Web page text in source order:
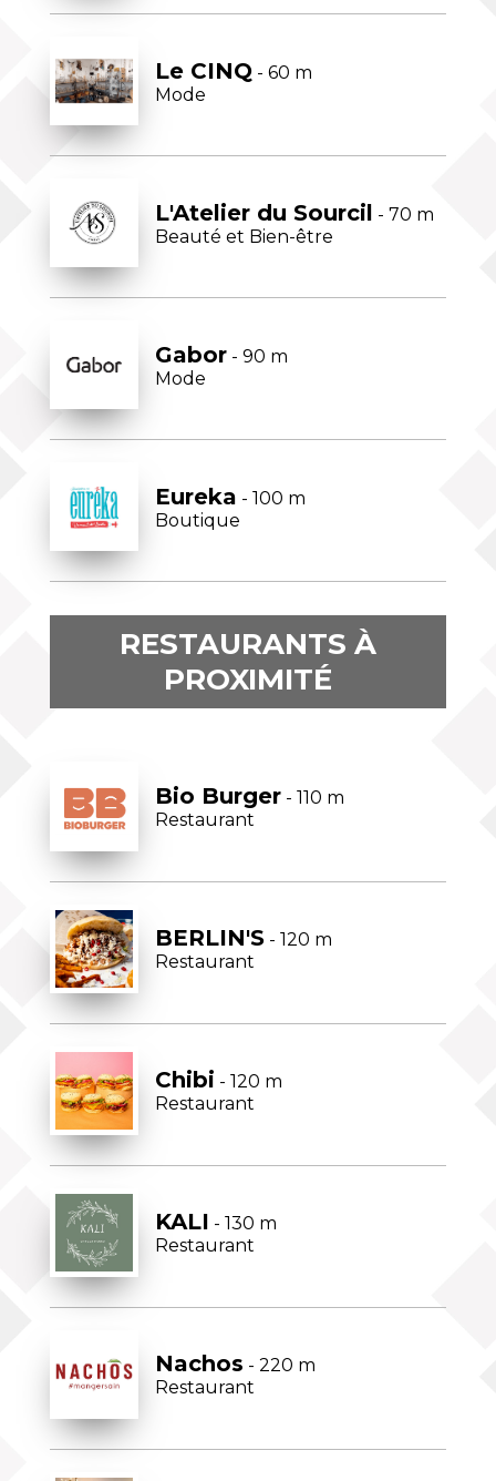
Le CINQ- 60 m
Mode
L'Atelier du Sourcil - 70 m
Beauté et Bien-être
Gabor- 90 m
Mode
Eureka - 100 m
Boutique
RESTAURANTS À
PROXIMITÉ
Bio Burger- 110 m
Restaurant
BERLIN'S- 120 m
Restaurant
Chibi - 120 m
Restaurant
KALI - 130 m
Restaurant
Nachos - 220 m
Restaurant